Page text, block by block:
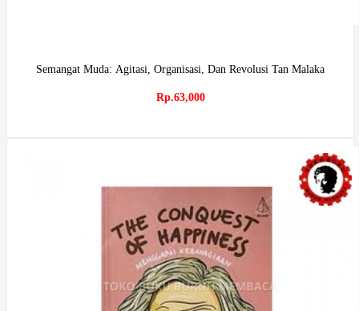
Semangat Muda: Agitasi, Organisasi, Dan Revolusi Tan Malaka
Rp.63,000